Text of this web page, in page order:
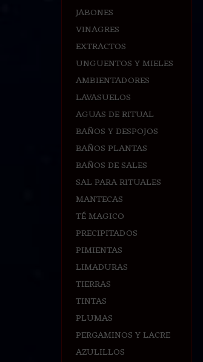
JABONES
VINAGRES
EXTRACTOS
UNGUENTOS Y MIELES
AMBIENTADORES
LAVASUELOS
AGUAS DE RITUAL
BAÑOS Y DESPOJOS
BAÑOS PLANTAS
BAÑOS DE SALES
SAL PARA RITUALES
MANTECAS
TÉ MAGICO
PRECIPITADOS
PIMIENTAS
LIMADURAS
TIERRAS
TINTAS
PLUMAS
PERGAMINOS Y LACRE
AZULILLOS